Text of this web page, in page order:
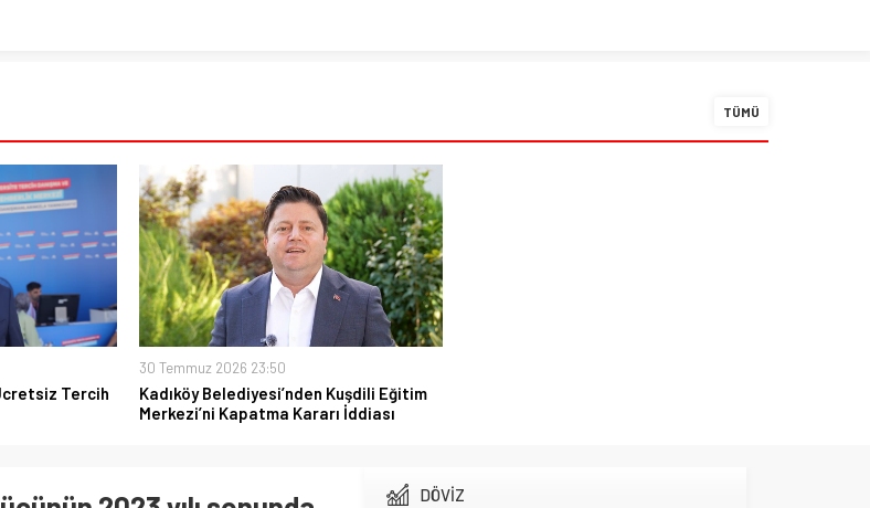
TÜMÜ
Tercih
30 Temmuz 2026 23:50
Kadıköy Belediyesi’nden Kuşdili Eğitim
Merkezi’ni Kapatma Kararı İddiası
DÖVİZ